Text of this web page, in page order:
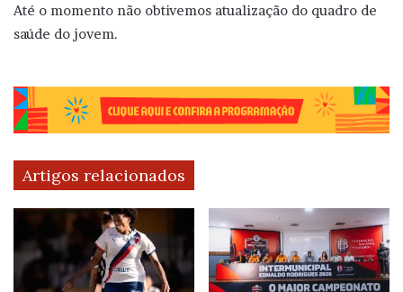
Até o momento não obtivemos atualização do quadro de
saúde do jovem.
Artigos relacionados